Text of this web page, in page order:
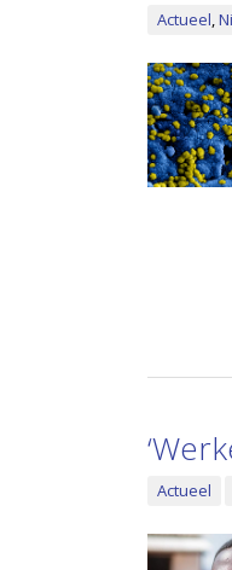
Actueel,
Actueel